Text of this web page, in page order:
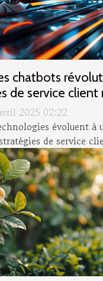
chatbots
de service client
2025 02:22
évoluent à
de service